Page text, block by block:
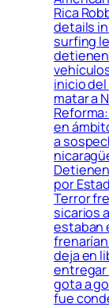
Rica
details
surfing
inicio
matar a
en
a
por
Terror
sicarios
estaban
deja en
entregar
gota a
fue